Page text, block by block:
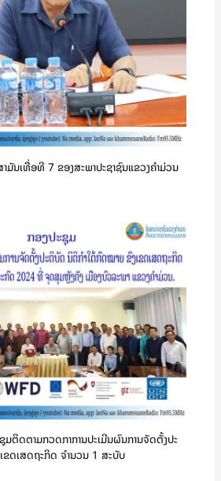
ມັນເທື່ອທີ 7 ຂອງສະພາປະຊາຊົນແຂວງຄໍາມ່ວນ
ຕິດຕາມກວດກາການປະເມີນຜົນການຈັດຕັ້ງປະ
ດເສດຖະກິດ ຈໍານວນ 1 ສະບັບ